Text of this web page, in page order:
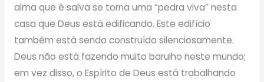
alma que é salva se torna uma “pedra viva” nesta
casa que Deus está edificando. Este edifício
também está sendo construído silenciosamente.
Deus não está fazendo muito barulho neste mundo;
em vez disso, o Espírito de Deus está trabalhando